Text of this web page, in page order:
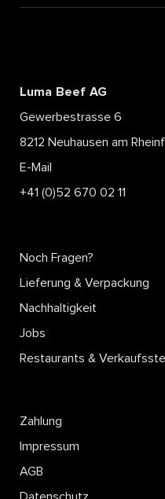
Luma Beef AG
Gewerbestrasse 6
8212 Neuhausen am
E-Mail
+41 (0)52 670 02 11
Noch Fragen?
Lieferung & Verpackung
Nachhaltigkeit
Jobs
Restaurants &
Zahlung
Impressum
AGB